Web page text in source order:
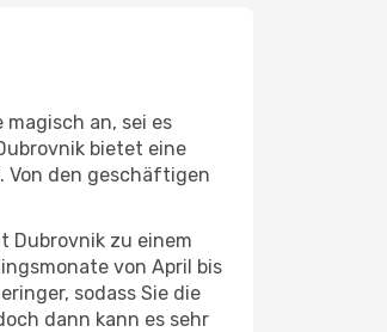
an, sei es
bietet eine
Von den geschäftigen
Dubrovnik zu einem
von April bis
sodass Sie die
dann kann es sehr